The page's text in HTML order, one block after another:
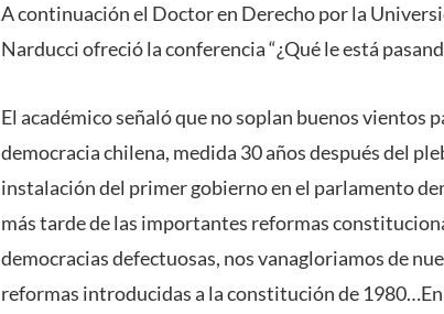
A continuación el Doctor en Derecho por la
Narducci ofreció la conferencia “¿Qué le está
El académico señaló que no soplan buenos vientos
democracia chilena, medida 30 años después del
instalación del primer gobierno en el parlamento
más tarde de las importantes reformas
democracias defectuosas, nos vanagloriamos de
reformas introducidas a la constitución de